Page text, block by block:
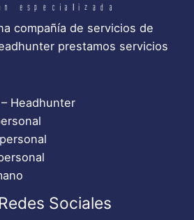
compañía de servicios de
prestamos servicios
Headhunter
Sociales